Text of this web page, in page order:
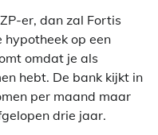
er, dan zal Fortis
hypotheek op een
omdat je als
hebt. De bank kijkt in
per maand maar
drie jaar.